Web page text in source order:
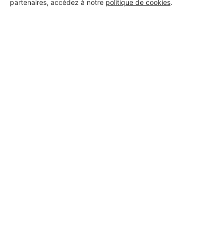
partenaires, accédez à notre politique de cookies.